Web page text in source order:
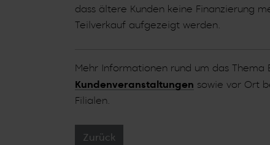
dass ältere Kunden keine Finanzierung
Teilverkauf aufgezeigt werden.
Mehr Informationen rund um das Thema
Kundenveranstaltungen sowie vor Ort
Filialen.
Zurück